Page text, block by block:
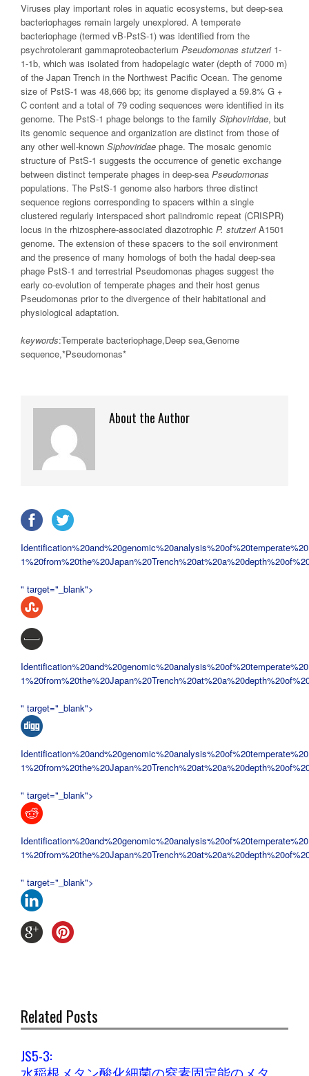
Viruses play important roles in aquatic ecosystems, but deep-sea
bacteriophages remain largely unexplored. A temperate
bacteriophage (termed vB-PstS-1) was identified from the
psychrotolerant gammaproteobacterium Pseudomonas stutzeri1-
1-1b, which was isolated from hadopelagic water (depth of 7000 m)
of the Japan Trench in the Northwest Pacific Ocean. The genome
size of PstS-1 was 48,666 bp; its genome displayed a 59.8% G +
C content and a total of 79 coding sequences were identified in its
genome. The PstS-1 phage belongs to the family Siphoviridae, but
its genomic sequence and organization are distinct from those of
any other well-known Siphoviridae phage. The mosaic genomic
structure of PstS-1 suggests the occurrence of genetic exchange
between distinct temperate phages in deep-sea Pseudomonas
populations. The PstS-1 genome also harbors three distinct
sequence regions corresponding to spacers within a single
clustered regularly interspaced short palindromic repeat (CRISPR)
locus in the rhizosphere-associated diazotrophic P. stutzeriA1501
genome. The extension of these spacers to the soil environment
and the presence of many homologs of both the hadal deep-sea
phage PstS-1 and terrestrial Pseudomonas phages suggest the
early co-evolution of temperate phages and their host genus
Pseudomonas prior to the divergence of their habitational and
physiological adaptation.
keywords:Temperate bacteriophage,Deep sea,Genome
sequence,*Pseudomonas*
About the Author
Identification%20and%20genomic%20analysis%20of%20temperate%20
" target="_blank">
Identification%20and%20genomic%20analysis%20of%20temperate%20
" target="_blank">
Identification%20and%20genomic%20analysis%20of%20temperate%20
" target="_blank">
Identification%20and%20genomic%20analysis%20of%20temperate%20
" target="_blank">
Related Posts
JS5-3:
水稲根メタン酸化細菌の窒素固定能のメタ